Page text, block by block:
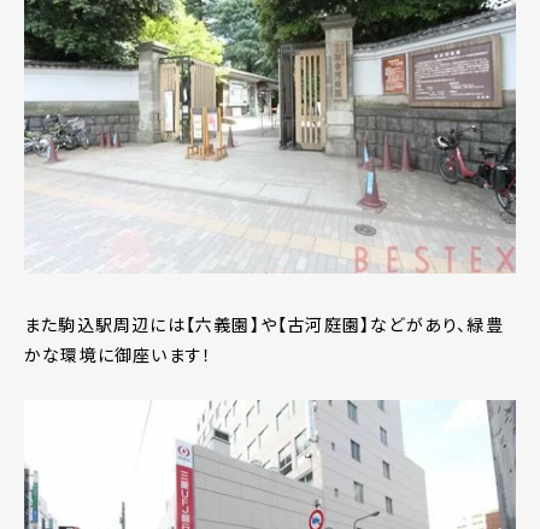
また駒込駅周辺には【六義園】や【古河庭園】などがあり、緑豊
かな環境に御座います！